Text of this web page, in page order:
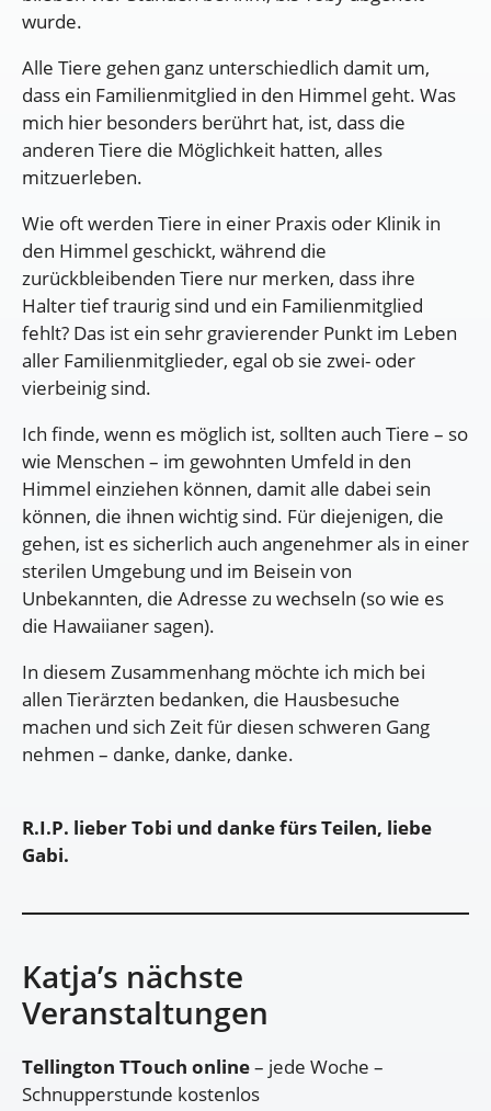
wurde.
Alle Tiere gehen ganz unterschiedlich damit um,
dass ein Familienmitglied in den Himmel geht. Was
mich hier besonders berührt hat, ist, dass die
anderen Tiere die Möglichkeit hatten, alles
mitzuerleben.
Wie oft werden Tiere in einer Praxis oder Klinik in
den Himmel geschickt, während die
zurückbleibenden Tiere nur merken, dass ihre
Halter tief traurig sind und ein Familienmitglied
fehlt? Das ist ein sehr gravierender Punkt im Leben
aller Familienmitglieder, egal ob sie zwei- oder
vierbeinig sind.
Ich finde, wenn es möglich ist, sollten auch Tiere – so
wie Menschen – im gewohnten Umfeld in den
Himmel einziehen können, damit alle dabei sein
können, die ihnen wichtig sind. Für diejenigen, die
gehen, ist es sicherlich auch angenehmer als in einer
sterilen Umgebung und im Beisein von
Unbekannten, die Adresse zu wechseln (so wie es
die Hawaiianer sagen).
In diesem Zusammenhang möchte ich mich bei
allen Tierärzten bedanken, die Hausbesuche
machen und sich Zeit für diesen schweren Gang
nehmen – danke, danke, danke.
R.I.P. lieber Tobi und danke fürs Teilen, liebe
Gabi.
Katja’s nächste
Veranstaltungen
Tellington TTouch online– jede Woche –
Schnupperstunde kostenlos